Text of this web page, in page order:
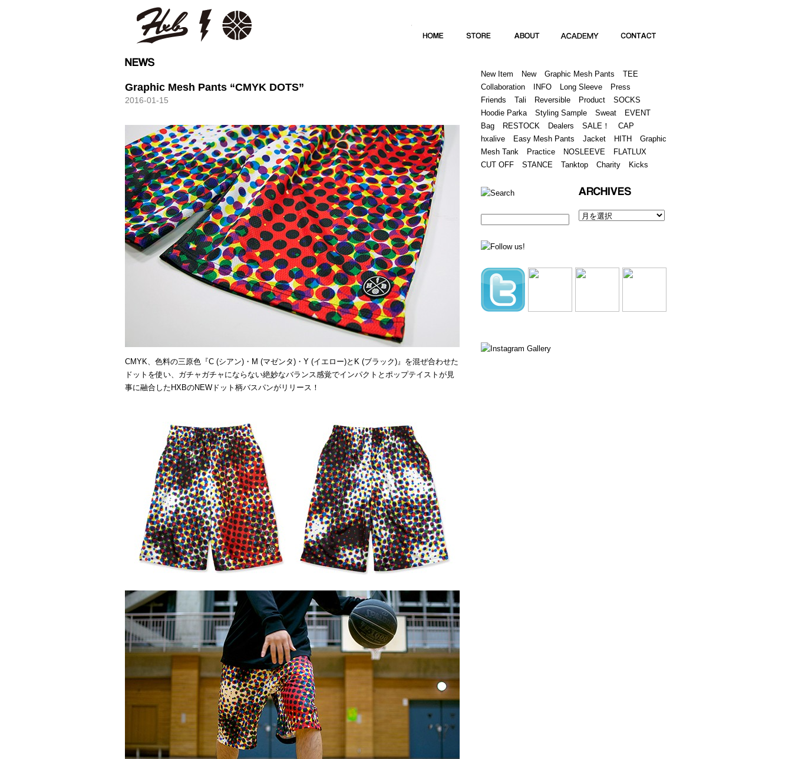
Graphic Mesh Pants “CMYK DOTS”
2016-01-15
CMYK、色料の三原色『C (シアン)・M (マゼンタ)・Y (イエロー)とK (ブラック)』を混ぜ合わせた
ドットを使い、ガチャガチャにならない絶妙なバランス感覚でインパクトとポップテイストが見
事に融合したHXBのNEWドット柄バスパンがリリース！
New Item New Graphic Mesh Pants
TEE
Collaboration
INFO Long Sleeve
Press
Friends
Tali Reversible Product
SOCKS
Hoodie Parka
Styling Sample Sweat
EVENT
Bag
RESTOCK Dealers SALE！
CAP
hxalive
Easy Mesh Pants Jacket HITH
Graphic
Mesh Tank
Practice NOSLEEVE
FLATLUX
CUT OFF
STANCE Tanktop Charity Kicks